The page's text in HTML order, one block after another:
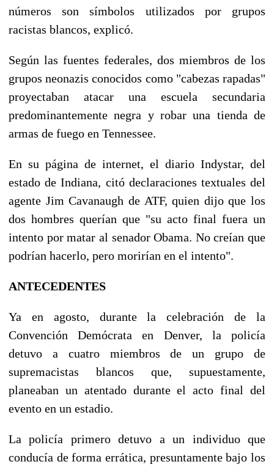
números son símbolos utilizados por grupos
racistas blancos, explicó.
Según las fuentes federales, dos miembros de los
grupos neonazis conocidos como "cabezas rapadas"
proyectaban atacar una escuela secundaria
predominantemente negra y robar una tienda de
armas de fuego en Tennessee.
En su página de internet, el diario Indystar, del
estado de Indiana, citó declaraciones textuales del
agente Jim Cavanaugh de ATF, quien dijo que los
dos hombres querían que "su acto final fuera un
intento por matar al senador Obama. No creían que
podrían hacerlo, pero morirían en el intento".
ANTECEDENTES
Ya en agosto, durante la celebración de la
Convención Demócrata en Denver, la policía
detuvo a cuatro miembros de un grupo de
supremacistas blancos que, supuestamente,
planeaban un atentado durante el acto final del
evento en un estadio.
La policía primero detuvo a un individuo que
conducía de forma errática, presuntamente bajo los